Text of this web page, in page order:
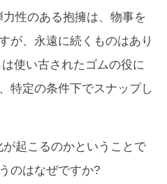
性のある抱擁は、物事を
が、永遠に続くものはあり
使い古されたゴムの役に
特定の条件下でスナップし
起こるのかということで
のはなぜですか?